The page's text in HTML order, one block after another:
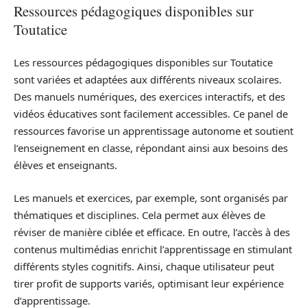
Ressources pédagogiques disponibles sur
Toutatice
Les ressources pédagogiques disponibles sur Toutatice
sont variées et adaptées aux différents niveaux scolaires.
Des manuels numériques, des exercices interactifs, et des
vidéos éducatives sont facilement accessibles. Ce panel de
ressources favorise un apprentissage autonome et soutient
l’enseignement en classe, répondant ainsi aux besoins des
élèves et enseignants.
Les manuels et exercices, par exemple, sont organisés par
thématiques et disciplines. Cela permet aux élèves de
réviser de manière ciblée et efficace. En outre, l’accès à des
contenus multimédias enrichit l’apprentissage en stimulant
différents styles cognitifs. Ainsi, chaque utilisateur peut
tirer profit de supports variés, optimisant leur expérience
d’apprentissage.